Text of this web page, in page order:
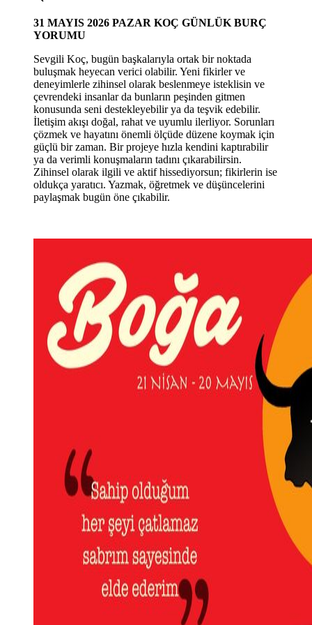
31 MAYIS 2026 PAZAR KOÇ GÜNLÜK BURÇ
YORUMU
Sevgili Koç, bugün başkalarıyla ortak bir noktada
buluşmak heyecan verici olabilir. Yeni fikirler ve
deneyimlerle zihinsel olarak beslenmeye isteklisin ve
çevrendeki insanlar da bunların peşinden gitmen
konusunda seni destekleyebilir ya da teşvik edebilir.
İletişim akışı doğal, rahat ve uyumlu ilerliyor. Sorunları
çözmek ve hayatını önemli ölçüde düzene koymak için
güçlü bir zaman. Bir projeye hızla kendini kaptırabilir
ya da verimli konuşmaların tadını çıkarabilirsin.
Zihinsel olarak ilgili ve aktif hissediyorsun; fikirlerin ise
oldukça yaratıcı. Yazmak, öğretmek ve düşüncelerini
paylaşmak bugün öne çıkabilir.